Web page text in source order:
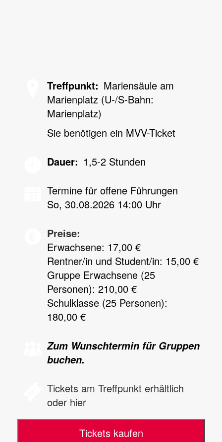
Treffpunkt
Mariensäule am
Marienplatz (U-/S-Bahn:
Marienplatz)
Sie benötigen ein MVV-Ticket
Dauer
1,5-2 Stunden
Termine für offene Führungen
So, 30.08.2026 14:00 Uhr
Preise:
Erwachsene: 17,00 €
Rentner/in und Student/in: 15,00 €
Gruppe Erwachsene (25
Personen): 210,00 €
Schulklasse (25 Personen):
180,00 €
Zum Wunschtermin für Gruppen
buchen.
Tickets am Treffpunkt erhältlich
oder hier
Tickets kaufen